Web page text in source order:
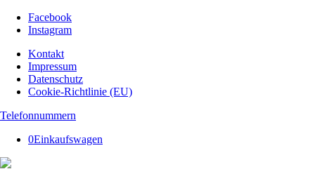
Facebook
Instagram
Kontakt
Impressum
Datenschutz
Cookie-Richtlinie (EU)
Telefonnummern
0Einkaufswagen